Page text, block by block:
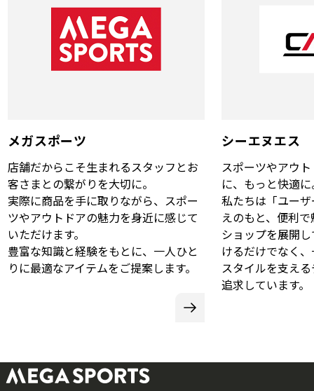
メガスポーツ
店舗だからこそ生まれるスタッフとお
客さまとの繋がりを大切に。
実際に商品を手に取りながら、スポー
ツやアウトドアの魅力を身近に感じて
いただけます。
豊富な知識と経験をもとに、一人ひと
りに最適なアイテムをご提案します。
シーエヌエス
スポーツやアウ
に、もっと快適
私たちは「ユー
えのもと、便利
ショップを展開
けるだけでなく
スタイルを支え
追求しています。